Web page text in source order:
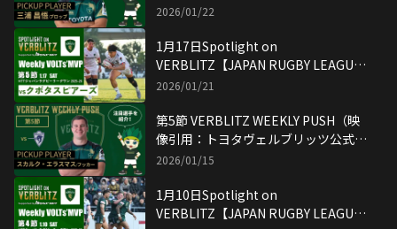
YouTubeチャンネル）
2026/01/22
1月17日Spotlight on
VERBLITZ【JAPAN RUGBY LEAGUE
ONE】映像引用：トヨタヴェルブリッ
2026/01/21
第5節 VERBLITZ WEEKLY PUSH（映
像引用：トヨタヴェルブリッツ公式
YouTubeチャンネル）
2026/01/15
1月10日Spotlight on
VERBLITZ【JAPAN RUGBY LEAGUE